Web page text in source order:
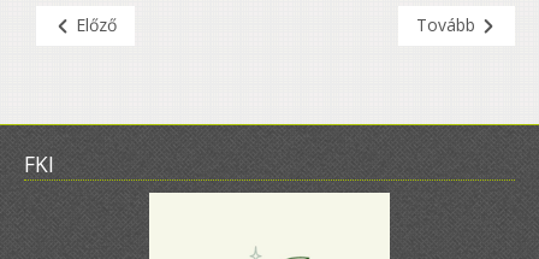
Előző Tovább
FKI